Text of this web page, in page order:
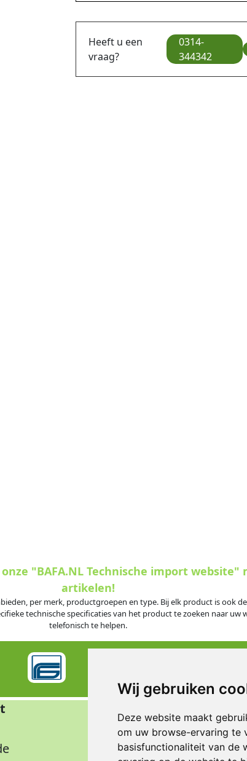
Wij gebruiken
Deze website maakt
om uw browse-ervaring te
basisfunctionaliteit van de
Heeft u een
vraag?
0314-
344342
"BAFA.NL Technische import website"
artikelen!
per merk, productgroepen en type. Bij elk product is ook
technische specificaties van het product te zoeken naar uw
telefonisch te helpen.
Maandag t/m
Vrijdag: